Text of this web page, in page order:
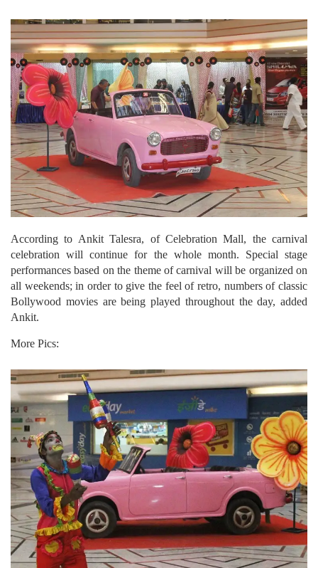
According to Ankit Talesra, of Celebration Mall, the carnival
celebration will continue for the whole month. Special stage
performances based on the theme of carnival will be organized on
all weekends; in order to give the feel of retro, numbers of classic
Bollywood movies are being played throughout the day, added
Ankit.
More Pics: